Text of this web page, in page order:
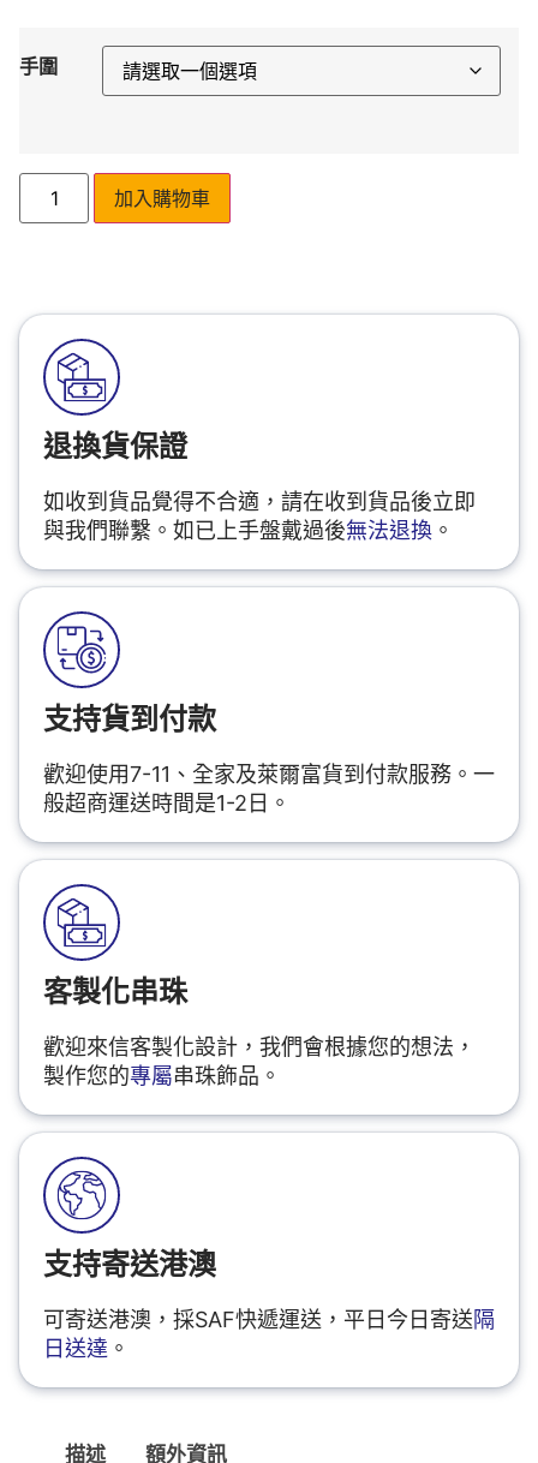
手圍
加入購物車
退換貨保證
如收到貨品覺得不合適，請在收到貨品後立即
與我們聯繫。如已上手盤戴過後無法退換 。
支持貨到付款
歡迎使用7-11、全家及萊爾富貨到付款服務。一
般超商運送時間是1-2日。
客製化串珠
歡迎來信客製化設計，我們會根據您的想法，
製作您的專屬串珠飾品。
支持寄送港澳
可寄送港澳，採SAF快遞運送，平日今日寄送隔
日送達 。
描述 額外資訊